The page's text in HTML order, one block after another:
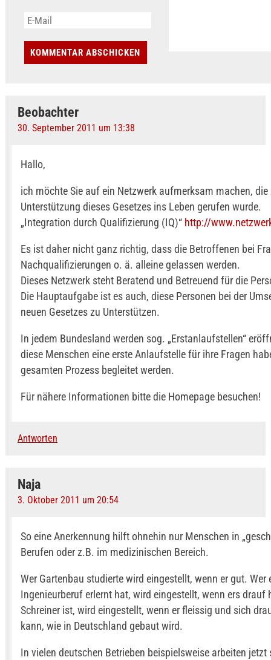
Beobachter
30. September 2011 um 13:38
Hallo,
ich möchte Sie auf ein Netzwerk aufmerksam machen, die
Unterstützung dieses Gesetzes ins Leben gerufen wurde.
„Integration durch Qualifizierung (IQ)“ http://
Es ist daher nicht ganz richtig, dass die Betroffenen bei
Nachqualifizierungen o. ä. alleine gelassen werden.
Dieses Netzwerk steht Beratend und Betreuend für die
Die Hauptaufgabe ist es auch, diese Personen bei der
neuen Gesetzes zu Unterstützen.
In jedem Bundesland werden sog. „Erstanlaufstellen“
diese Menschen eine erste Anlaufstelle für ihre Fragen
gesamten Prozess begleitet werden.
Für nähere Informationen bitte die Homepage besuchen!
Antworten
Naja
3. Oktober 2011 um 20:54
So eine Anerkennung hilft ohnehin nur Menschen in
Berufen oder z.B. im medizinischen Bereich.
Wer Gartenbau studierte wird eingestellt, wenn er gut. Wer
Ingenieurberuf erlernt hat, wird eingestellt, wenn ers drauf
Schreiner ist, wird eingestellt, wenn er fleissig und sich
kann, wie in Deutschland gebaut wird.
In vielen deutschen Betrieben beispielsweise arbeiten jetzt